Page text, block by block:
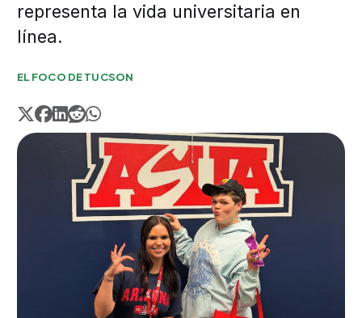
representa la vida universitaria en
línea.
EL FOCO DE TUCSON